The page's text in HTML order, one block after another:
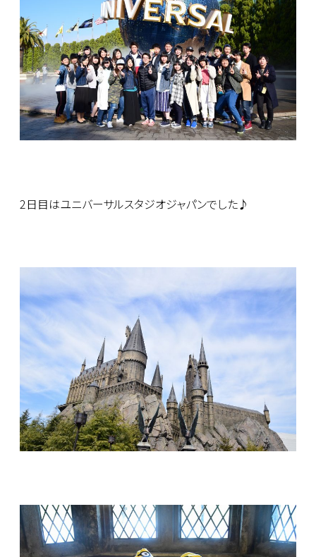
2日目はユニバーサルスタジオジャパンでした♪